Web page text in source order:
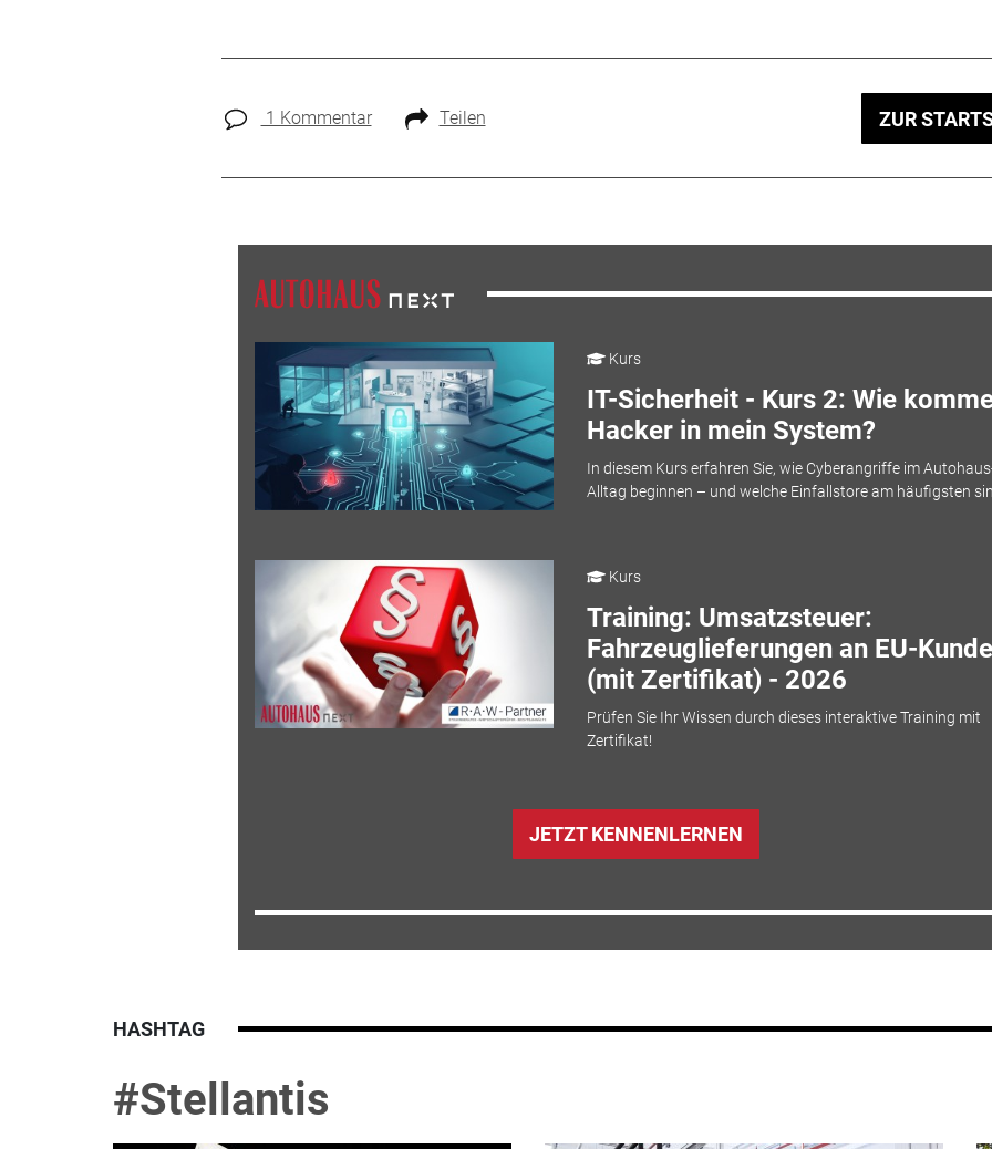
1 Kommentar Teilen ZUR
Kurs
IT-Sicherheit - Kurs 2: Wie
Hacker in mein System?
In diesem Kurs erfahren Sie, wie Cyberangriffe im
Alltag beginnen – und welche Einfallstore am häufigsten
Kurs
Training: Umsatzsteuer:
Fahrzeuglieferungen an EU-
(mit Zertifikat) - 2026
Prüfen Sie Ihr Wissen durch dieses interaktive Training mit
Zertifikat!
JETZT KENNENLERNEN
HASHTAG
#Stellantis